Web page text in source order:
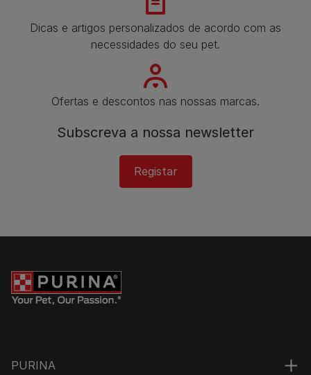
Dicas e artigos personalizados de acordo com as
necessidades do seu pet.
Ofertas e descontos nas nossas marcas.
Subscreva a nossa newsletter​
Registar
PURINA